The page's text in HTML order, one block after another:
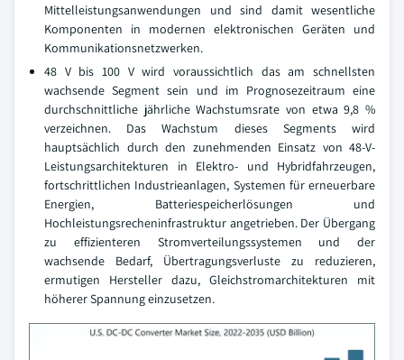
Mittelleistungsanwendungen und sind damit wesentliche
Komponenten in modernen elektronischen Geräten und
Kommunikationsnetzwerken.
48 V bis 100 V wird voraussichtlich das am schnellsten
wachsende Segment sein und im Prognosezeitraum eine
durchschnittliche jährliche Wachstumsrate von etwa 9,8 %
verzeichnen. Das Wachstum dieses Segments wird
hauptsächlich durch den zunehmenden Einsatz von 48-V-
Leistungsarchitekturen in Elektro- und Hybridfahrzeugen,
fortschrittlichen Industrieanlagen, Systemen für erneuerbare
Energien, Batteriespeicherlösungen und
Hochleistungsrecheninfrastruktur angetrieben. Der Übergang
zu effizienteren Stromverteilungssystemen und der
wachsende Bedarf, Übertragungsverluste zu reduzieren,
ermutigen Hersteller dazu, Gleichstromarchitekturen mit
höherer Spannung einzusetzen.